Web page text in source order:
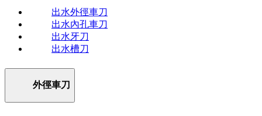
出水外徑車刀
出水內孔車刀
出水牙刀
出水槽刀
外徑車刀